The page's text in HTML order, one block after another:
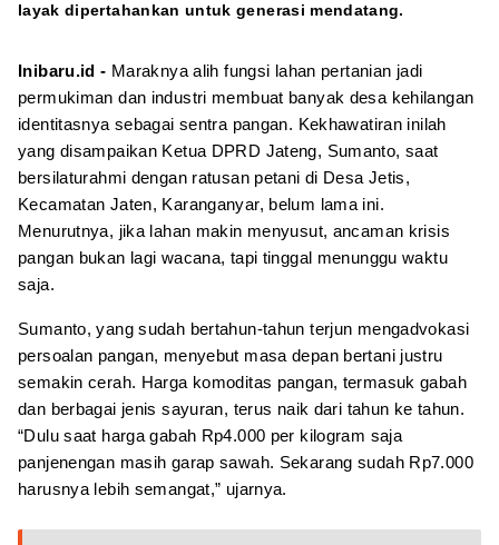
layak dipertahankan untuk generasi mendatang.
Inibaru.id - Maraknya alih fungsi lahan pertanian jadi
permukiman dan industri membuat banyak desa kehilangan
identitasnya sebagai sentra pangan. Kekhawatiran inilah
yang disampaikan Ketua DPRD Jateng, Sumanto, saat
bersilaturahmi dengan ratusan petani di Desa Jetis,
Kecamatan Jaten, Karanganyar, belum lama ini.
Menurutnya, jika lahan makin menyusut, ancaman krisis
pangan bukan lagi wacana, tapi tinggal menunggu waktu
saja.
Sumanto, yang sudah bertahun-tahun terjun mengadvokasi
persoalan pangan, menyebut masa depan bertani justru
semakin cerah. Harga komoditas pangan, termasuk gabah
dan berbagai jenis sayuran, terus naik dari tahun ke tahun.
“Dulu saat harga gabah Rp4.000 per kilogram saja
panjenengan masih garap sawah. Sekarang sudah Rp7.000
harusnya lebih semangat,” ujarnya.